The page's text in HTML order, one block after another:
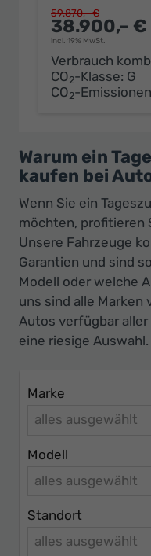
38.900,– €
incl. 19% MwSt.
59.870,– €
Verbrauch
CO2-Klasse: G
CO2-
Warum ein
kaufen bei
Wenn Sie ein
möchten, profitieren
Unsere Fahrzeuge
Garantien und sind
Modell oder welche
uns sind alle Marken
Autos verfügbar
eine riesige Auswahl.
Marke
alles ausgewählt
Modell
alles ausgewählt
Standort
alles ausgewählt